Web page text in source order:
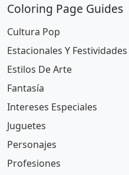
Coloring Page Guides
Cultura Pop
Estacionales Y Festividades
Estilos De Arte
Fantasía
Intereses Especiales
Juguetes
Personajes
Profesiones